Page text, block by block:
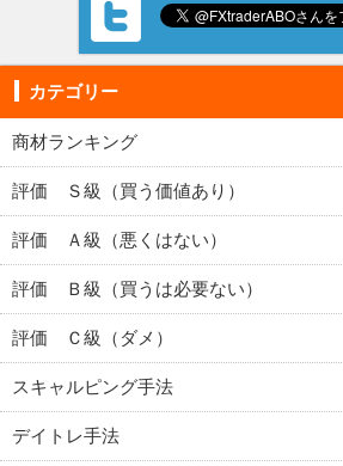
カテゴリー
商材ランキング
評価 Ｓ級（買う価値あり）
評価 Ａ級（悪くはない）
評価 Ｂ級（買うは必要ない）
評価 Ｃ級（ダメ）
スキャルピング手法
デイトレ手法